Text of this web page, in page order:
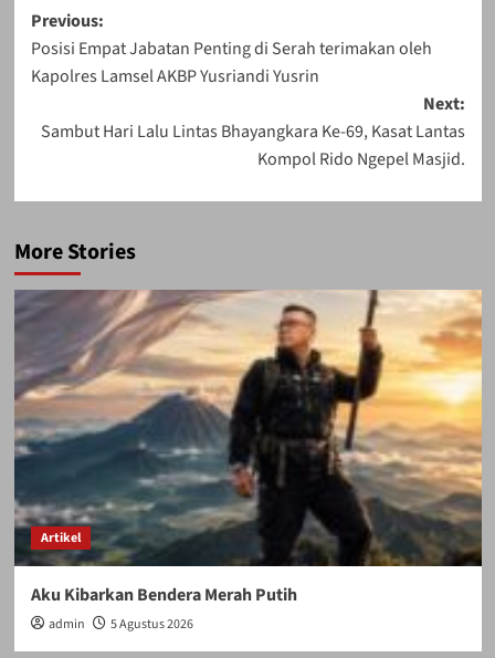
Post
navigation
Previous:
Posisi Empat Jabatan Penting di Serah terimakan oleh
Kapolres Lamsel AKBP Yusriandi Yusrin
Next:
Sambut Hari Lalu Lintas Bhayangkara Ke-69, Kasat Lantas
Kompol Rido Ngepel Masjid.
More Stories
Artikel
Aku Kibarkan Bendera Merah Putih
admin 5 Agustus 2026